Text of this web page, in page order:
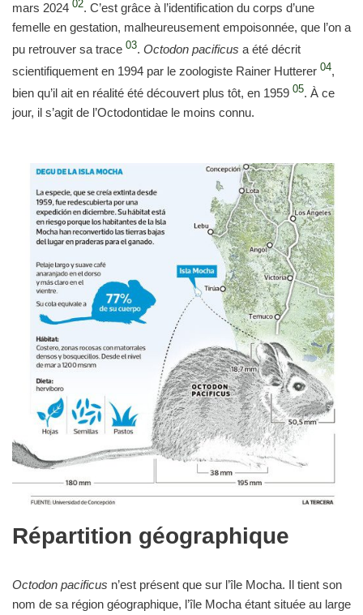
mars 2024 02. C’est grâce à l’identification du corps d’une
femelle en gestation, malheureusement empoisonnée, que l’on a
pu retrouver sa trace 03. Octodon pacificus a été décrit
scientifiquement en 1994 par le zoologiste Rainer Hutterer 04,
bien qu’il ait en réalité été découvert plus tôt, en 1959 05. À ce
jour, il s’agit de l’Octodontidae le moins connu.
Répartition géographique
Octodon pacificus n’est présent que sur l’île Mocha. Il tient son
nom de sa région géographique, l’île Mocha étant située au large